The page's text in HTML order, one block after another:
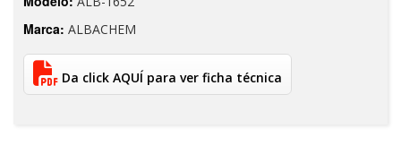
Marca: ALBACHEM
Da click AQUÍ para ver ficha técnica